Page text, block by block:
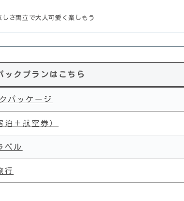
さ両立で大人可愛く楽しもう
ックプランはこちら
パッケージ
泊＋航空券）
ベル
行